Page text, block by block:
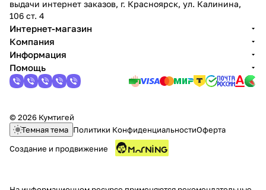
выдачи интернет заказов, г. Красноярск, ул. Калинина,
106 ст. 4
Интернет-магазин
Компания
Информация
Помощь
© 2026 Кумтигей
Темная тема Политики КонфиденциальностиОферта
Создание и продвижение